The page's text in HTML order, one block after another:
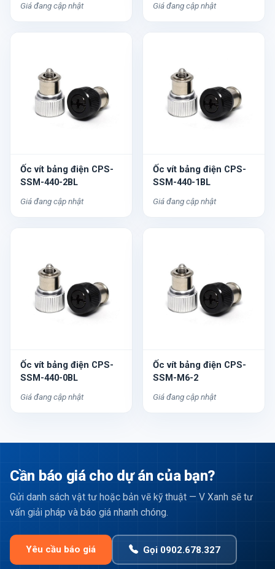
Giá đang cập nhật Giá đang cập nhật
Ốc vít bảng điện CPS-
SSM-440-2BL
Giá đang cập nhật
Ốc vít bảng điện CPS-
SSM-440-1BL
Giá đang cập nhật
Ốc vít bảng điện CPS-
SSM-440-0BL
Giá đang cập nhật
Ốc vít bảng điện CPS-
SSM-M6-2
Giá đang cập nhật
Cần báo giá cho dự án của bạn?
Gửi danh sách vật tư hoặc bản vẽ kỹ thuật — V Xanh sẽ tư
vấn giải pháp và báo giá nhanh chóng.
Yêu cầu báo giá Gọi 0902.678.327